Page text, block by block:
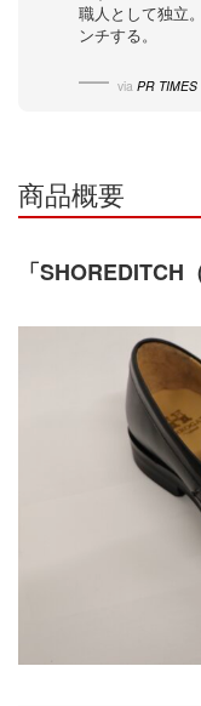
職人として独立
ンチする。
via PR TIMES
商品概要
「SHOREDITCH